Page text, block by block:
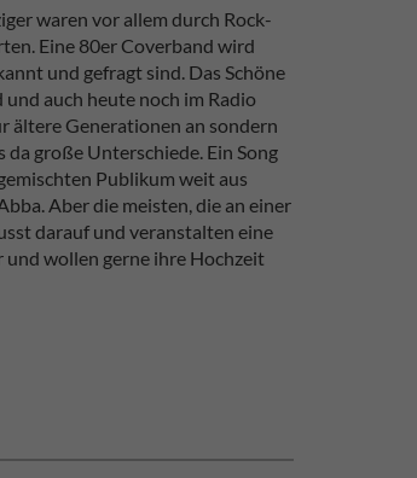
waren vor allem durch Rock-
Eine 80er Coverband wird
und gefragt sind. Das Schöne
auch heute noch im Radio
ältere Generationen an sondern
große Unterschiede. Ein Song
Publikum weit aus
Aber die meisten, die an einer
darauf und veranstalten eine
wollen gerne ihre Hochzeit